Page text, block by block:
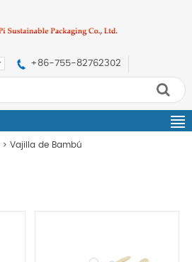
+86-755-82762302
> Vajilla de Bambú